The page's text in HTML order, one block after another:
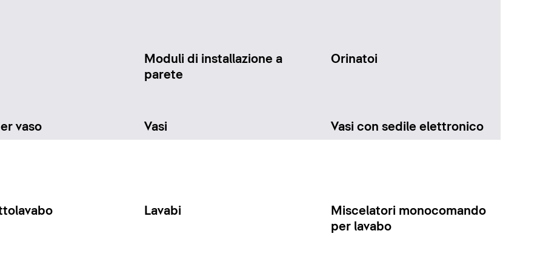
Moduli di installazione a
parete
Orinatoi
vaso Vasi Vasi con sedile elettronico
Lavabi
Miscelatori monocomando
per lavabo